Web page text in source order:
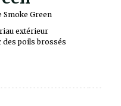
Smoke Green
extérieur
des poils brossés